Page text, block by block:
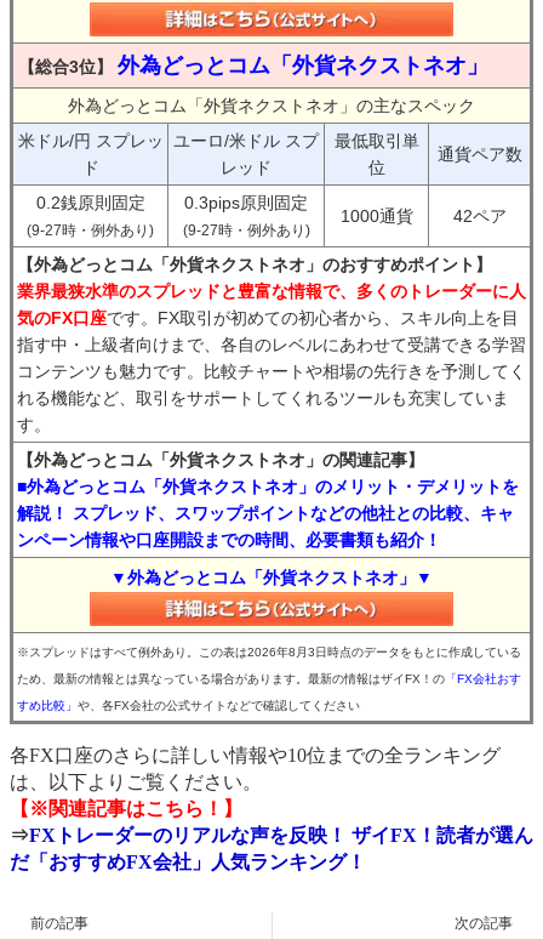
【総合3位】 外為どっとコム「外貨ネクストネオ」
外為どっとコム「外貨ネクストネオ」の主なスペック
米ドル/円 スプレッ
ド
ユーロ/米ドル スプ
レッド
最低取引単
位
通貨ペア数
0.2銭原則固定
(9-27時・例外あり)
0.3pips原則固定
(9-27時・例外あり)
1000通貨 42ペア
【外為どっとコム「外貨ネクストネオ」のおすすめポイント】
業界最狭水準のスプレッドと豊富な情報で、多くのトレーダーに人
気のFX口座です。FX取引が初めての初心者から、スキル向上を目
指す中・上級者向けまで、各自のレベルにあわせて受講できる学習
コンテンツも魅力です。比較チャートや相場の先行きを予測してく
れる機能など、取引をサポートしてくれるツールも充実していま
す。
【外為どっとコム「外貨ネクストネオ」の関連記事】
■外為どっとコム「外貨ネクストネオ」のメリット・デメリットを
解説！ スプレッド、スワップポイントなどの他社との比較、キャ
ンペーン情報や口座開設までの時間、必要書類も紹介！
▼外為どっとコム「外貨ネクストネオ」▼
※スプレッドはすべて例外あり。この表は2026年8月3日時点のデータをもとに作成している
ため、最新の情報とは異なっている場合があります。最新の情報はザイFX！の 「FX会社おす
すめ比較」 や、各FX会社の公式サイトなどで確認してください
各FX口座のさらに詳しい情報や10位までの全ランキング
は、以下よりご覧ください。
【※関連記事はこちら！】
⇒FXトレーダーのリアルな声を反映！ ザイFX！読者が選ん
だ「おすすめFX会社」人気ランキング！
前の記事 次の記事